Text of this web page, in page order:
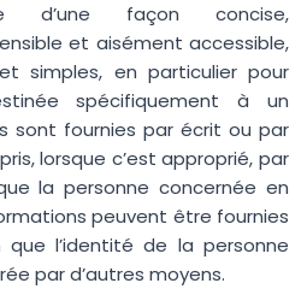
d’une façon concise,
et aisément accessible,
simples, en particulier pour
spécifiquement à un
sont fournies par écrit ou par
lorsque c’est approprié, par
la personne concernée en
peuvent être fournies
l’identité de la personne
par d’autres moyens.